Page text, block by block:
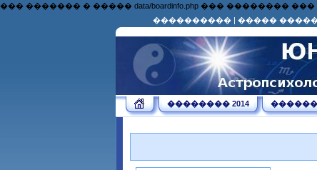
��� ������� � ����� data/boardinfo.php ���
���������� | �����
�������� 2014 ������